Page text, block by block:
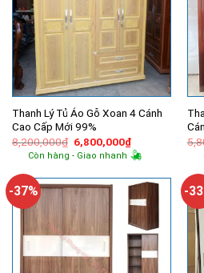
Thanh Lý Tủ Áo Gỗ Xoan 4 Cánh
Cao Cấp Mới 99%
8,200,000₫ Giá
gốc
là:
6,800,000₫Giá
hiện
tại
6,800,000₫.
Còn hàng - Giao nhanh
-37% -